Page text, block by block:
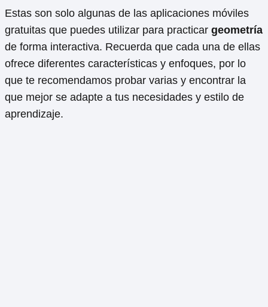
Estas son solo algunas de las aplicaciones móviles
gratuitas que puedes utilizar para practicar geometría
de forma interactiva. Recuerda que cada una de ellas
ofrece diferentes características y enfoques, por lo
que te recomendamos probar varias y encontrar la
que mejor se adapte a tus necesidades y estilo de
aprendizaje.